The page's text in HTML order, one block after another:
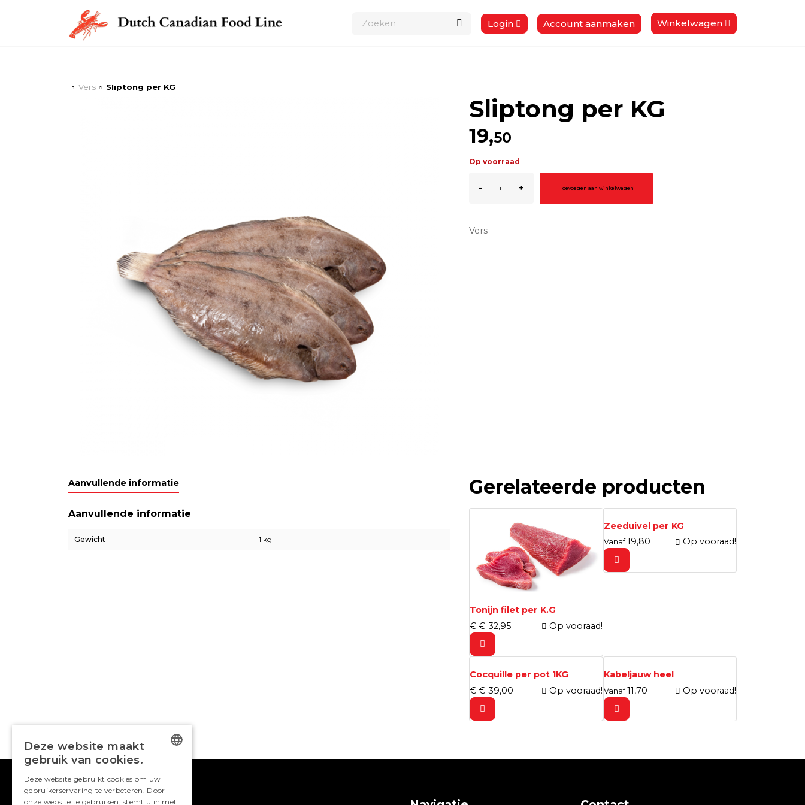
Login Account aanmaken Winkelwagen
Vers Sliptong per KG
Sliptong per KG
19,50
Op voorraad
-
per
+ Toevoegen aan winkelwagen
Vers
Aanvullende informatie
Aanvullende informatie
Gewicht 1 kg
Gerelateerde producten
Tonijn filet per K.G
€ € 32,95 Op vooraad!
Zeeduivel per KG
Vanaf19,80 Op vooraad!
Cocquille per pot 1KG
€ € 39,00 Op vooraad!
Kabeljauw heel
Vanaf11,70 Op vooraad!
ENGLISH
Deze website maakt
gebruik van cookies.
Deze website gebruikt cookies om uw
gebruikerservaring te verbeteren. Door
onze website te gebruiken, stemt u in met